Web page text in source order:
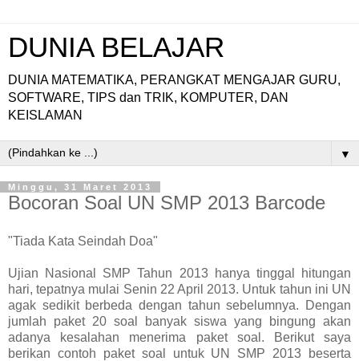
DUNIA BELAJAR
DUNIA MATEMATIKA, PERANGKAT MENGAJAR GURU,
SOFTWARE, TIPS dan TRIK, KOMPUTER, DAN
KEISLAMAN
▼
Minggu, 31 Maret 2013
Bocoran Soal UN SMP 2013 Barcode
"Tiada Kata Seindah Doa"
Ujian Nasional SMP Tahun 2013 hanya tinggal hitungan
hari, tepatnya mulai Senin 22 April 2013. Untuk tahun ini UN
agak sedikit berbeda dengan tahun sebelumnya. Dengan
jumlah paket 20 soal banyak siswa yang bingung akan
adanya kesalahan menerima paket soal. Berikut saya
berikan contoh paket soal untuk UN SMP 2013 beserta